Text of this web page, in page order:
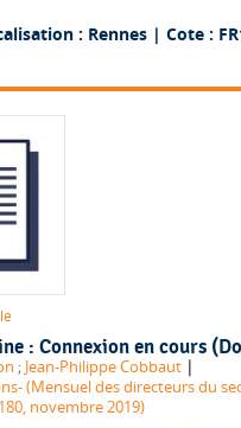
: Rennes | Cote :
: Connexion en cours
; Jean-Philippe Cobbaut |
(Mensuel des directeurs du
novembre 2019)